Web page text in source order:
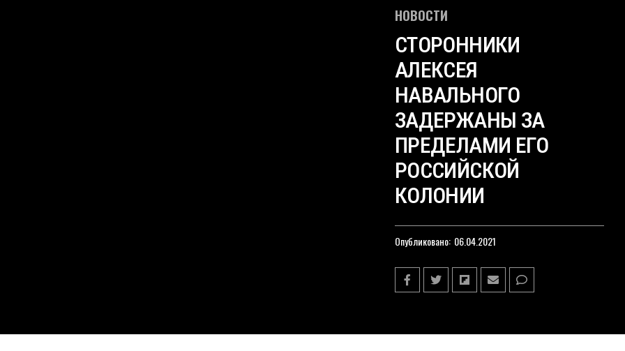
НОВОСТИ
СТОРОННИКИ
АЛЕКСЕЯ
НАВАЛЬНОГО
ЗАДЕРЖАНЫ ЗА
ПРЕДЕЛАМИ ЕГО
РОССИЙСКОЙ
КОЛОНИИ
Опубликовано: 06.04.2021